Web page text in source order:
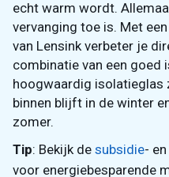
echt warm wordt.
vervanging toe is. Met
van Lensink verbeter je
combinatie van een goed
hoogwaardig
binnen blijft in de winter
zomer.
Tip: Bekijk de subsidie-
voor energiebesparende